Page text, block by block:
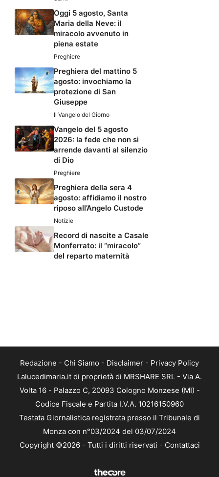
Oggi 5 agosto, Santa
Maria della Neve: il
miracolo avvenuto in
piena estate
Preghiere
Preghiera del mattino 5
agosto: invochiamo la
protezione di San
Giuseppe
Il Vangelo del Giorno
Vangelo del 5 agosto
2026: la fede che non si
arrende davanti al silenzio
di Dio
Preghiere
Preghiera della sera 4
agosto: affidiamo il nostro
riposo all’Angelo Custode
Notizie
Record di nascite a Casale
Monferrato: il “miracolo”
del reparto maternità
Redazione - Chi Siamo - Disclaimer - Privacy Policy
Lalucedimaria.it di proprietà di MRSHARE SRL - Via A.
Volta 16 - Palazzo C, 20093 Cologno Monzese (MI) -
Codice Fiscale e Partita I.V.A. 10216150960
Testata Giornalistica registrata presso il Tribunale di
Monza con n°03/2024 del 03/07/2024
Copyright ©2026 - Tutti i diritti riservati - Contattaci